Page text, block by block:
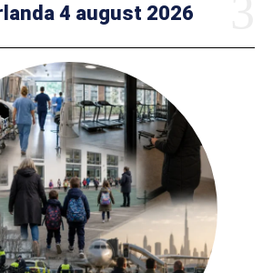
4 august 2026